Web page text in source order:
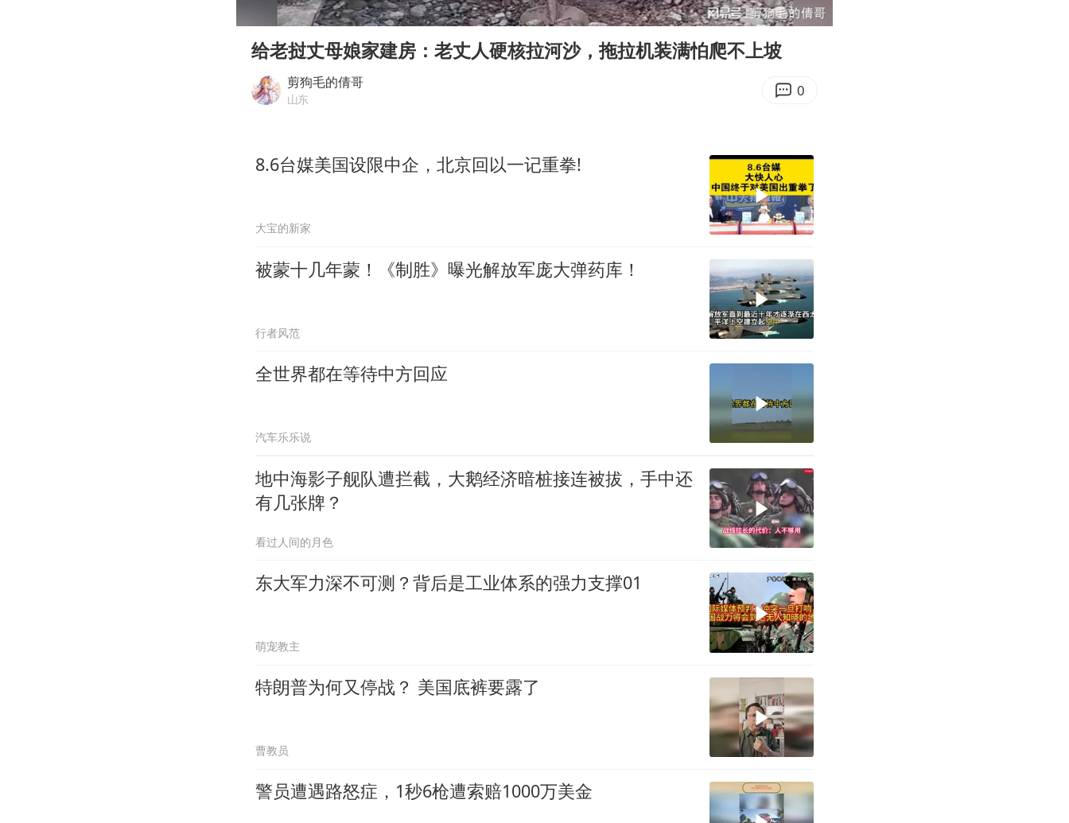
女子网购名牌包发现是自己丢的那只
多个明星演唱会取消
泰国初中生饮弹自尽前开了26枪
00:00 15:00
Enter
给老挝丈母娘家建房：老丈人硬核拉河沙，拖拉机装满怕爬不上坡
剪狗毛的倩哥
山东 0
8.6台媒美国设限中企，北京回以一记重拳!
大宝的新家
被蒙十几年蒙！《制胜》曝光解放军庞大弹药库！
行者风范
全世界都在等待中方回应
汽车乐乐说
地中海影子舰队遭拦截，大鹅经济暗桩接连被拔，手中还
有几张牌？
看过人间的月色
东大军力深不可测？背后是工业体系的强力支撑01
萌宠教主
特朗普为何又停战？ 美国底裤要露了
曹教员
警员遭遇路怒症，1秒6枪遭索赔1000万美金